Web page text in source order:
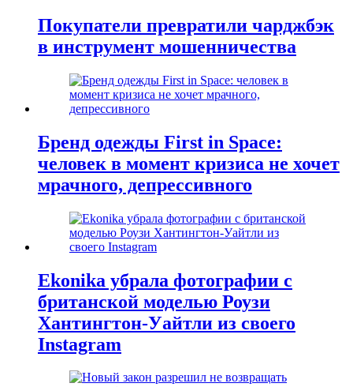
Покупатели превратили чарджбэк
в инструмент мошенничества
Бренд одежды First in Space:
человек в момент кризиса не хочет
мрачного, депрессивного
Ekonika убрала фотографии с
британской моделью Роузи
Хантингтон-Уайтли из своего
Instagram